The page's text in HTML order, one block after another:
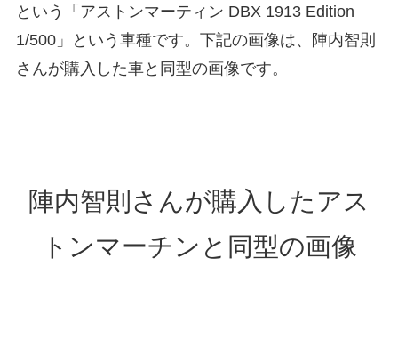
という「アストンマーティン DBX 1913 Edition
1/500」という車種です。下記の画像は、陣内智則
さんが購入した車と同型の画像です。
陣内智則さんが購入したアス
トンマーチンと同型の画像